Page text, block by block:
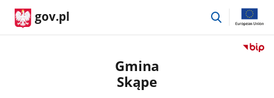
gov.pl
przejdź
Przejdź
Gmina
Skąpe